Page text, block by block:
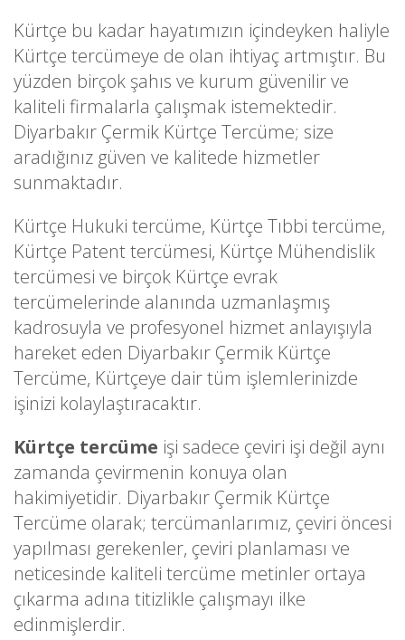
Kürtçe bu kadar hayatımızın içindeyken haliyle
Kürtçe tercümeye de olan ihtiyaç artmıştır. Bu
yüzden birçok şahıs ve kurum güvenilir ve
kaliteli firmalarla çalışmak istemektedir.
Diyarbakır Çermik Kürtçe Tercüme; size
aradığınız güven ve kalitede hizmetler
sunmaktadır.
Kürtçe Hukuki tercüme, Kürtçe Tıbbi tercüme,
Kürtçe Patent tercümesi, Kürtçe Mühendislik
tercümesi ve birçok Kürtçe evrak
tercümelerinde alanında uzmanlaşmış
kadrosuyla ve profesyonel hizmet anlayışıyla
hareket eden Diyarbakır Çermik Kürtçe
Tercüme, Kürtçeye dair tüm işlemlerinizde
işinizi kolaylaştıracaktır.
Kürtçe tercüme işi sadece çeviri işi değil aynı
zamanda çevirmenin konuya olan
hakimiyetidir. Diyarbakır Çermik Kürtçe
Tercüme olarak; tercümanlarımız, çeviri öncesi
yapılması gerekenler, çeviri planlaması ve
neticesinde kaliteli tercüme metinler ortaya
çıkarma adına titizlikle çalışmayı ilke
edinmişlerdir.